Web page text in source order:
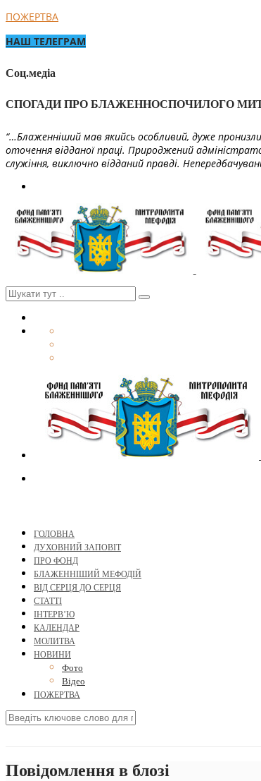
ПОЖЕРТВА
НАШ ТЕЛЕГРАМ
Соц.медіа
СПОГАДИ ПРО БЛАЖЕННОСПОЧИЛОГО
“…Блаженніший мав якийсь особливий, дуже
оточення відданої праці. Природжений
служіння, виключно відданий правді.
ГОЛОВНА
ДУХОВНИЙ ЗАПОВІТ
ПРО ФОНД
БЛАЖЕННІШИЙ МЕФОДІЙ
ВІД СЕРЦЯ ДО СЕРЦЯ
СТАТТІ
ІНТЕРВ’Ю
КАЛЕНДАР
МОЛИТВА
НОВИНИ
Фото
Відео
ПОЖЕРТВА
Повідомлення в блозі